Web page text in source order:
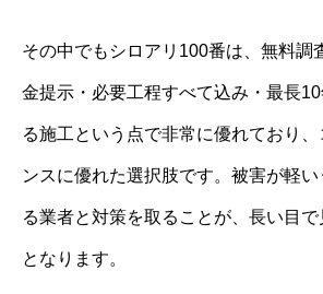
その中でもシロアリ100番は、無料調
金提示・必要工程すべて込み・最長
る施工という点で非常に優れており
ンスに優れた選択肢です。被害が軽
る業者と対策を取ることが、長い目
となります。